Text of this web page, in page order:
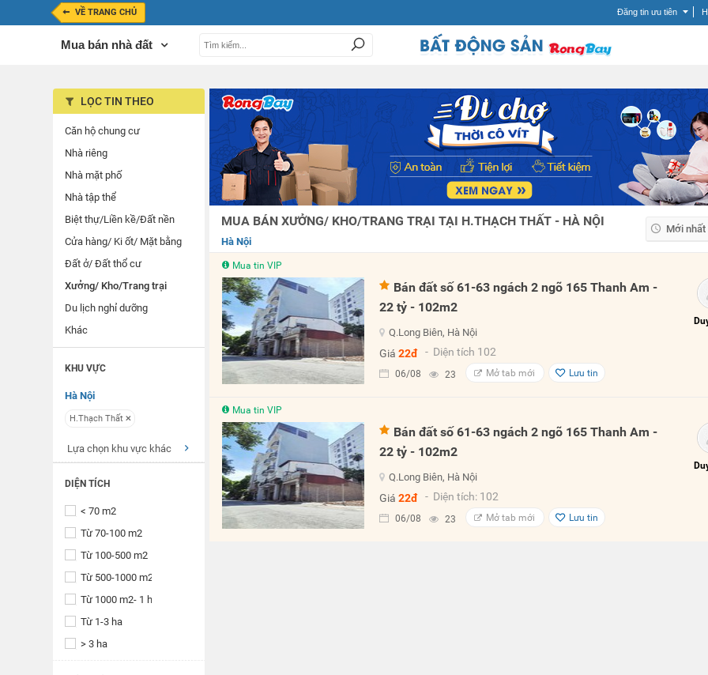
VỀ TRANG CHỦ Đăng tin ưu tiên
Mua bán nhà đất
LỌC TIN THEO
Căn hộ chung cư
Nhà riêng
Nhà mặt phố
Nhà tập thể
Biệt thự/Liền kề/Đất nền
Cửa hàng/ Ki ốt/ Mặt bằng
Đất ở/ Đất thổ cư
Xưởng/ Kho/Trang trại
Du lịch nghỉ dưỡng
Khác
KHU VỰC
Hà Nội
H.Thạch Thất
Lựa chọn khu vực khác
DIỆN TÍCH
< 70 m2
Từ 70-100 m2
Từ 100-500 m2
Từ 500-1000 m2
Từ 1000 m2- 1 ha
Từ 1-3 ha
> 3 ha
MUA BÁN XƯỞNG/ KHO/TRANG TRẠI TẠI H.THẠCH THẤT - HÀ NỘI
Hà Nội
Mới nhất
Giá tăng
Giá
Mua tin VIP
Bán đất số 61-63 ngách 2 ngõ 165 Thanh Am -
22 tỷ - 102m2
Q.Long Biên, Hà Nội
Giá 22đ - Diện tích 102
06/08 23 Mở tab mới Lưu tin
Mua tin VIP
Bán đất số 61-63 ngách 2 ngõ 165 Thanh Am -
22 tỷ - 102m2
Q.Long Biên, Hà Nội
Giá 22đ - Diện tích: 102
06/08 23 Mở tab mới Lưu tin